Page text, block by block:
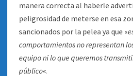
manera correcta al haberle
peligrosidad de meterse en esa
sancionados por la pelea ya que «
comportamientos no representan
equipo ni lo que queremos
público«.